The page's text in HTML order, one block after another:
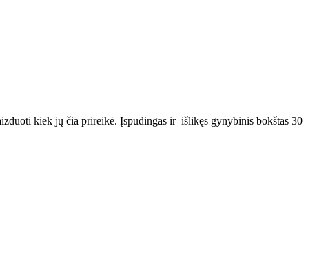
kiek jų čia prireikė. Įspūdingas ir išlikęs gynybinis bokštas 30